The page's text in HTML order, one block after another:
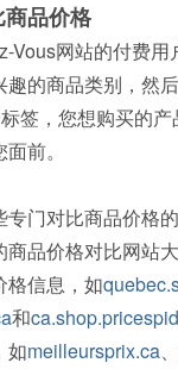
品价格
Vous网站的付费
的商品类别，然
签，您想购买的
前。
门对比商品价格
商品价格对比网站
格信息，如
和
如meilleursprix.ca、